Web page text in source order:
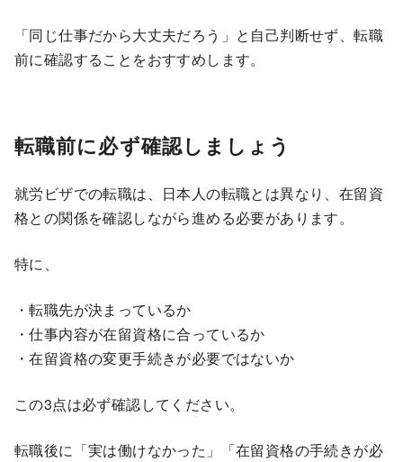
「同じ仕事だから大丈夫だろう」と自己判断せず、転職
前に確認することをおすすめします。
転職前に必ず確認しましょう
就労ビザでの転職は、日本人の転職とは異なり、在留資
格との関係を確認しながら進める必要があります。
特に、
・転職先が決まっているか
・仕事内容が在留資格に合っているか
・在留資格の変更手続きが必要ではないか
この3点は必ず確認してください。
転職後に「実は働けなかった」「在留資格の手続きが必